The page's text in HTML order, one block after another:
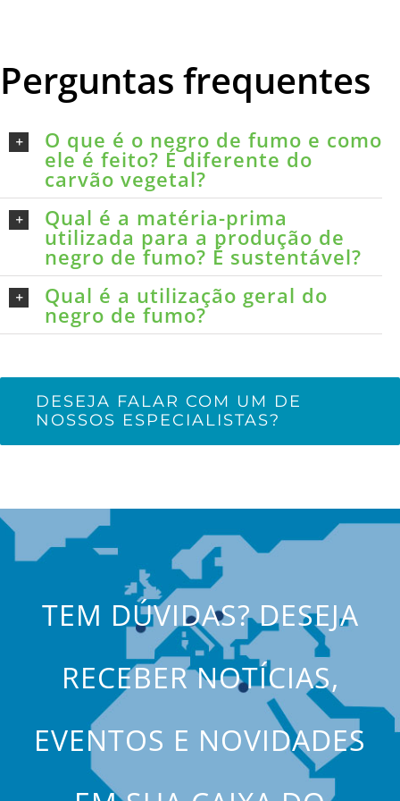
Perguntas frequentes
O que é o negro de fumo e como
ele é feito? É diferente do
carvão vegetal?
Qual é a matéria-prima
utilizada para a produção de
negro de fumo? É sustentável?
Qual é a utilização geral do
negro de fumo?
DESEJA FALAR COM UM DE
NOSSOS ESPECIALISTAS?
TEM DÚVIDAS? DESEJA
RECEBER NOTÍCIAS,
EVENTOS E NOVIDADES